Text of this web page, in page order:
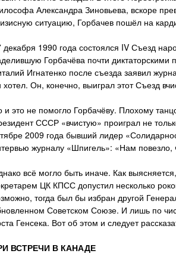
Александра Зиновьева, вскоре
ситуацию, Горбачев пошёл на
декабря 1990 года состоялся IV Съезд
Горбачёва почти диктаторскими
Игнатенко после съезда заявил
хотел. Он, конечно, выиграл этот Съезд
и это не помогло Горбачёву. Плохому
СССР «вчистую» проиграл не
2009 года бывший лидер
журналу «Шпигель»: «Нам
всё могло быть иначе. Как
ЦК КПСС допустил несколько
тогда был бы избран другой
Советском Союзе. И лишь по
Генсека. Вот об этом и следует
ВСТРЕЧИ В КАНАДЕ